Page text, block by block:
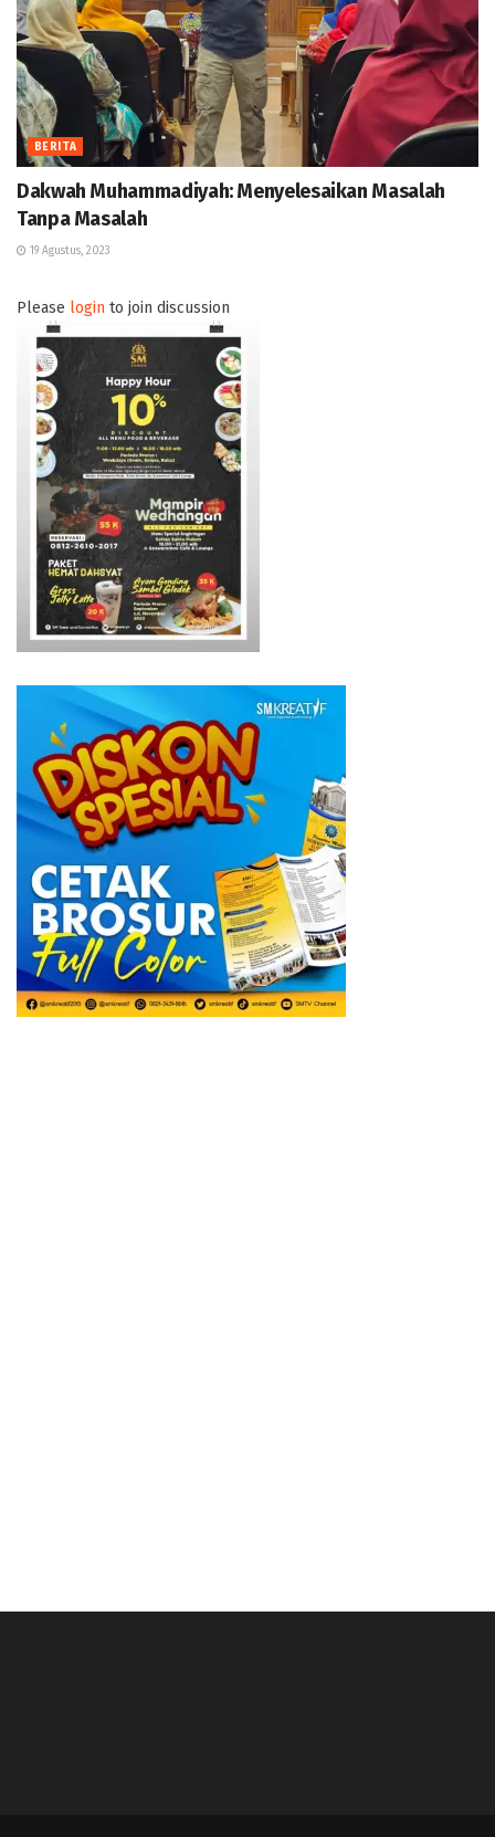
BERITA
Dakwah Muhammadiyah: Menyelesaikan Masalah
Tanpa Masalah
19 Agustus, 2023
Please login to join discussion